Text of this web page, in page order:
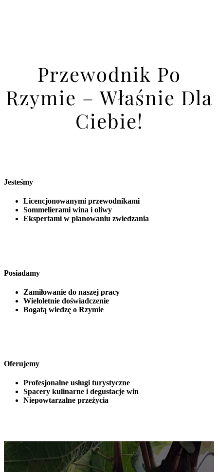
Przewodnik Po
Rzymie – Właśnie Dla
Ciebie!
Jesteśmy
Licencjonowanymi przewodnikami
Sommelierami wina i oliwy
Ekspertami w planowaniu zwiedzania
Posiadamy
Zamiłowanie do naszej pracy
Wieloletnie doświadczenie
Bogatą wiedzę o Rzymie
Oferujemy
Profesjonalne usługi turystyczne
Spacery kulinarne i degustacje win
Niepowtarzalne przeżycia